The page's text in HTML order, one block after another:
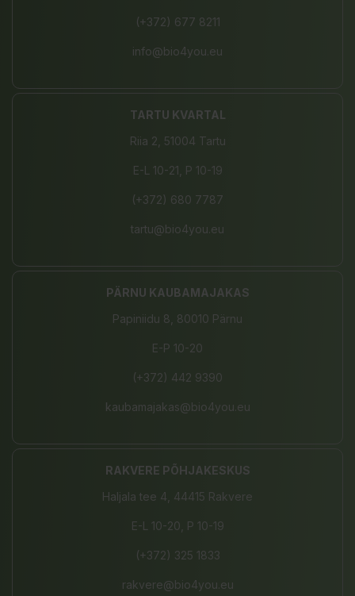
(+372) 677 8211
info@bio4you.eu
TARTU KVARTAL
Riia 2, 51004 Tartu
E-L 10-21, P 10-19
(+372) 680 7787
tartu@bio4you.eu
PÄRNU KAUBAMAJAKAS
Papiniidu 8, 80010 Pärnu
E-P 10-20
(+372) 442 9390
kaubamajakas@bio4you.eu
RAKVERE PÕHJAKESKUS
Haljala tee 4, 44415 Rakvere
E-L 10-20, P 10-19
(+372) 325 1833
rakvere@bio4you.eu